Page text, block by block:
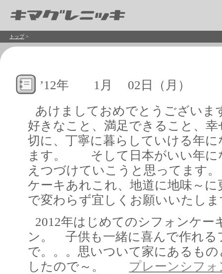
トップ>
’12年 1月 02日（月）
あけましておめでとうござい
好きなこと、満足できること、
切に、丁寧に暮らしていける年
ます。 そして日本がいい年に
えつづけていこうと思ってます
ケーキあれこれ、地道に地味～
で変わらず宜しくお願いい
2012年はじめてのシフォンケー
ン。 子供も一緒に喜んで作れる
で。。。思いついて家にあるも
したので～。 プレーンシフォ